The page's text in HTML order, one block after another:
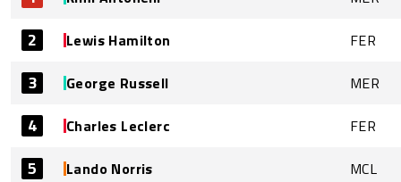
2 Lewis Hamilton FER
3 George Russell MER
4 Charles Leclerc FER
5 Lando Norris MCL